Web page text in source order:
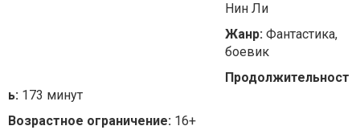
Нин Ли
Жанр: Фантастика,
боевик
Продолжительност
ь: 173 минут
Возрастное ограничение: 16+